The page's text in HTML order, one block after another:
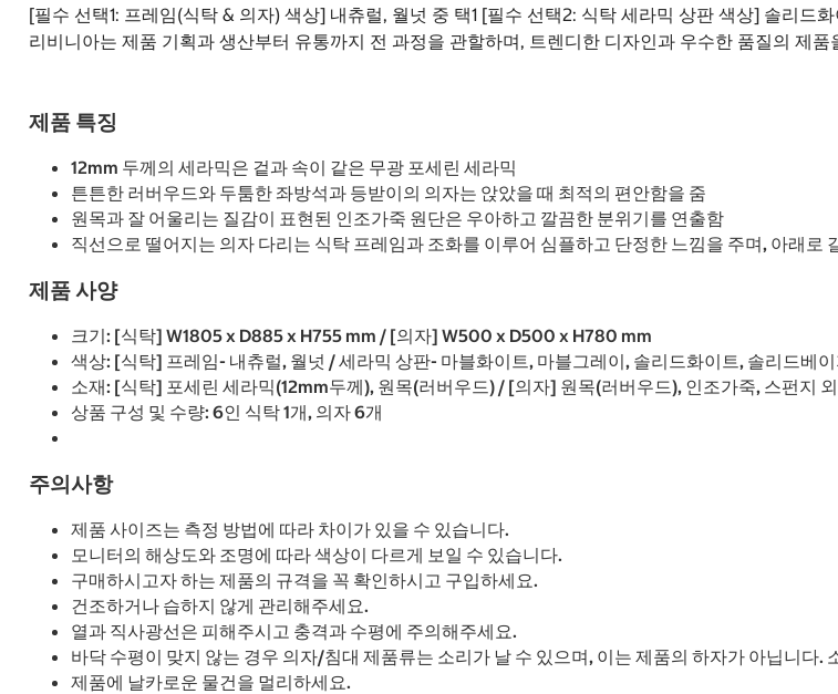
[필수 선택1: 프레임(식탁 & 의자) 색상] 내츄럴, 월넛 중 택1 [필수 선택2: 식탁 세라믹 상판 색상] 솔리드
리비니아는 제품 기획과 생산부터 유통까지 전 과정을 관할하며, 트렌디한 디자인과 우수한 품질의 제
제품 특징
12mm 두께의 세라믹은 겉과 속이 같은 무광 포세린 세라믹
튼튼한 러버우드와 두툼한 좌방석과 등받이의 의자는 앉았을 때 최적의 편안함을 줌
원목과 잘 어울리는 질감이 표현된 인조가죽 원단은 우아하고 깔끔한 분위기를 연출함
직선으로 떨어지는 의자 다리는 식탁 프레임과 조화를 이루어 심플하고 단정한 느낌을 주며, 아래로
제품 사양
크기: [식탁] W1805 x D885 x H755 mm / [의자] W500 x D500 x H780 mm
색상: [식탁] 프레임- 내츄럴, 월넛 / 세라믹 상판- 마블화이트, 마블그레이, 솔리드화이트, 솔리드베
소재: [식탁] 포세린 세라믹(12mm두께), 원목(러버우드) / [의자] 원목(러버우드), 인조가죽, 스펀지 외
상품 구성 및 수량: 6인 식탁 1개, 의자 6개
주의사항
제품 사이즈는 측정 방법에 따라 차이가 있을 수 있습니다.
모니터의 해상도와 조명에 따라 색상이 다르게 보일 수 있습니다.
구매하시고자 하는 제품의 규격을 꼭 확인하시고 구입하세요.
건조하거나 습하지 않게 관리해주세요.
열과 직사광선은 피해주시고 충격과 수평에 주의해주세요.
바닥 수평이 맞지 않는 경우 의자/침대 제품류는 소리가 날 수 있으며, 이는 제품의 하자가 아닙니다
제품에 날카로운 물건을 멀리하세요.